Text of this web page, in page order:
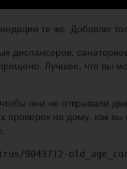
те же. Добавлю
диспансеров,
Лучшее, что вы
они не открывали
проверок на дому, как
9043712-